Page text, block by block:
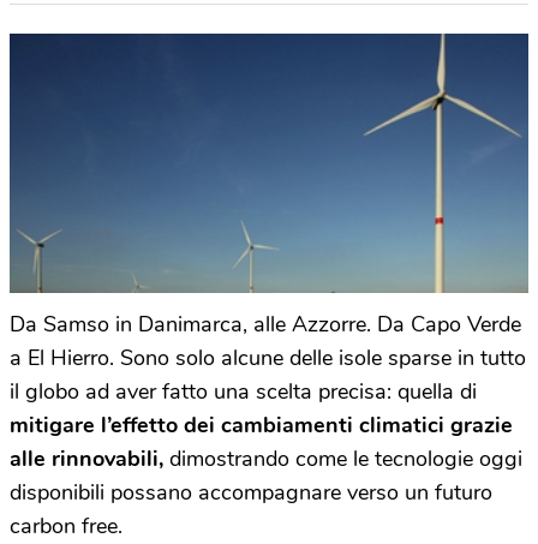
Da Samso in Danimarca, alle Azzorre. Da Capo Verde
a El Hierro. Sono solo alcune delle isole sparse in tutto
il globo ad aver fatto una scelta precisa: quella di
mitigare l’effetto dei cambiamenti climatici grazie
alle rinnovabili, dimostrando come le tecnologie oggi
disponibili possano accompagnare verso un futuro
carbon free.